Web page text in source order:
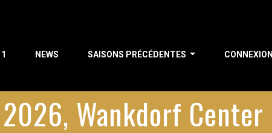
NEWS SAISONS PRÉCÉDENTES CONNEXION
Wankdorf Center